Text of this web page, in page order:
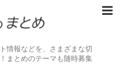
情報などを、さまざまな切
まとめのテーマも随時募集